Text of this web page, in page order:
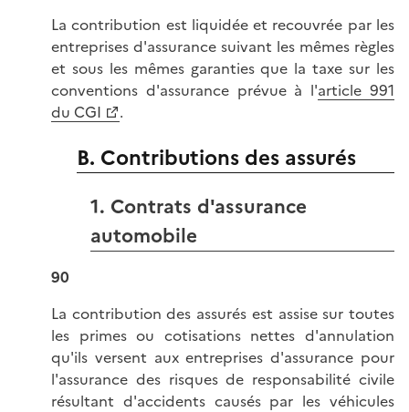
La contribution est liquidée et recouvrée par les
entreprises d'assurance suivant les mêmes règles
et sous les mêmes garanties que la taxe sur les
conventions d'assurance prévue à l'article 991
du CGI
.
B. Contributions des assurés
1. Contrats d'assurance
automobile
90
La contribution des assurés est assise sur toutes
les primes ou cotisations nettes d'annulation
qu'ils versent aux entreprises d'assurance pour
l'assurance des risques de responsabilité civile
résultant d'accidents causés par les véhicules